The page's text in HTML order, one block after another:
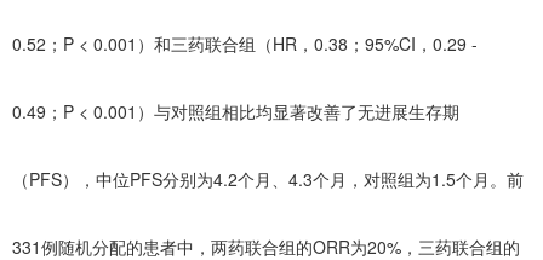
0.52；P < 0.001）和三药联合组（HR，0.38；95%CI，0.29 -
0.49；P < 0.001）与对照组相比均显著改善了无进展生存期
（PFS），中位PFS分别为4.2个月、4.3个月，对照组为1.5个月。前
331例随机分配的患者中，两药联合组的ORR为20%，三药联合组的